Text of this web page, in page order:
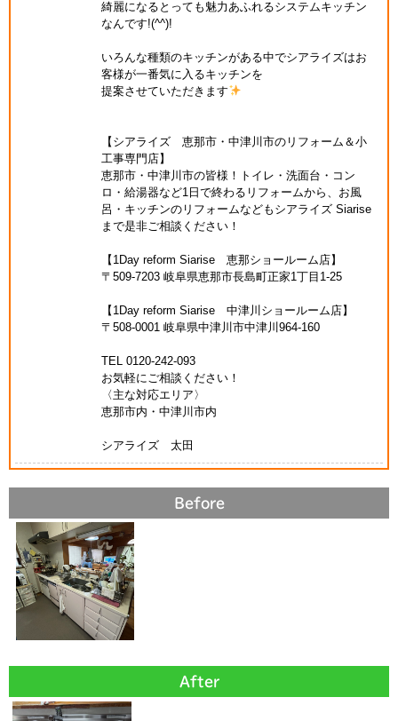
綺麗になるとっても魅力あふれるシステムキッチン
なんです!(^^)!
いろんな種類のキッチンがある中でシアライズはお
客様が一番気に入るキッチンを
提案させていただきます
【シアライズ 恵那市・中津川市のリフォーム＆小
工事専門店】
恵那市・中津川市の皆様！トイレ・洗面台・コン
ロ・給湯器など1日で終わるリフォームから、お風
呂・キッチンのリフォームなどもシアライズ Siarise
まで是非ご相談ください！
【1Day reform Siarise 恵那ショールーム店】
〒509-7203 岐阜県恵那市長島町正家1丁目1-25
【1Day reform Siarise 中津川ショールーム店】
〒508-0001 岐阜県中津川市中津川964-160
TEL 0120-242-093
お気軽にご相談ください！
〈主な対応エリア〉
恵那市内・中津川市内
シアライズ 太田
Before
After